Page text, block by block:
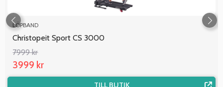
LÖPBAND
Christopeit Sport CS 3000
7999 kr
3999 kr
TILL BUTIK